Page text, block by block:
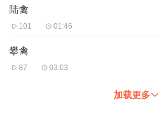
陆禽
101 01:46
攀禽
87 03:03
加载更多